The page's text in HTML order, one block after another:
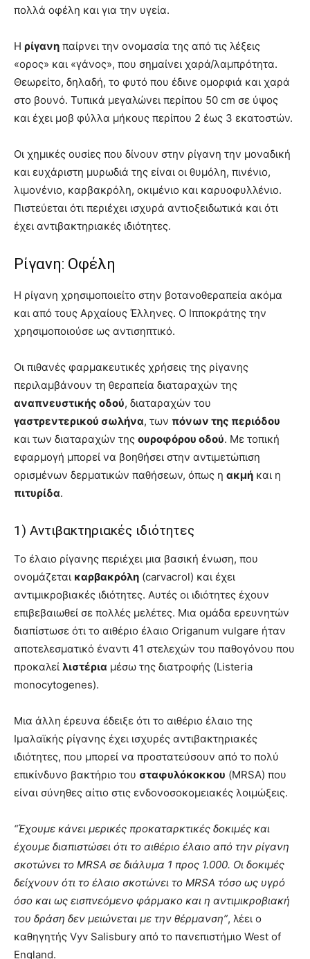
πολλά οφέλη και για την υγεία.
Η ρίγανη παίρνει την ονομασία της από τις λέξεις
«ορος» και «γάνος», που σημαίνει χαρά/λαμπρότητα.
Θεωρείτο, δηλαδή, το φυτό που έδινε ομορφιά και χαρά
στο βουνό. Τυπικά μεγαλώνει περίπου 50 cm σε ύψος
και έχει μοβ φύλλα μήκους περίπου 2 έως 3 εκατοστών.
Οι χημικές ουσίες που δίνουν στην ρίγανη την μοναδική
και ευχάριστη μυρωδιά της είναι οι θυμόλη, πινένιο,
λιμονένιο, καρβακρόλη, οκιμένιο και καρυοφυλλένιο.
Πιστεύεται ότι περιέχει ισχυρά αντιοξειδωτικά και ότι
έχει αντιβακτηριακές ιδιότητες.
Ρίγανη: Οφέλη
Η ρίγανη χρησιμοποιείτο στην βοτανοθεραπεία ακόμα
και από τους Αρχαίους Έλληνες. Ο Ιπποκράτης την
χρησιμοποιούσε ως αντισηπτικό.
Οι πιθανές φαρμακευτικές χρήσεις της ρίγανης
περιλαμβάνουν τη θεραπεία διαταραχών της
αναπνευστικής οδού, διαταραχών του
γαστρεντερικού σωλήνα, των πόνων της περιόδου
και των διαταραχών της ουροφόρου οδού. Με τοπική
εφαρμογή μπορεί να βοηθήσει στην αντιμετώπιση
ορισμένων δερματικών παθήσεων, όπως η ακμή και η
πιτυρίδα.
1) Αντιβακτηριακές ιδιότητες
Το έλαιο ρίγανης περιέχει μια βασική ένωση, που
ονομάζεται καρβακρόλη (carvacrol) και έχει
αντιμικροβιακές ιδιότητες. Αυτές οι ιδιότητες έχουν
επιβεβαιωθεί σε πολλές μελέτες. Μια ομάδα ερευνητών
διαπίστωσε ότι το αιθέριο έλαιο Origanum vulgare ήταν
αποτελεσματικό έναντι 41 στελεχών του παθογόνου που
προκαλεί λιστέρια μέσω της διατροφής (Listeria
monocytogenes).
Μια άλλη έρευνα έδειξε ότι το αιθέριο έλαιο της
Ιμαλαϊκής ρίγανης έχει ισχυρές αντιβακτηριακές
ιδιότητες, που μπορεί να προστατεύσουν από το πολύ
επικίνδυνο βακτήριο του σταφυλόκοκκου (MRSA) που
είναι σύνηθες αίτιο στις ενδονοσοκομειακές λοιμώξεις.
“Έχουμε κάνει μερικές προκαταρκτικές δοκιμές και
έχουμε διαπιστώσει ότι το αιθέριο έλαιο από την ρίγανη
σκοτώνει το MRSA σε διάλυμα 1 προς 1.000. Οι δοκιμές
δείχνουν ότι το έλαιο σκοτώνει το MRSA τόσο ως υγρό
όσο και ως εισπνεόμενο φάρμακο και η αντιμικροβιακή
του δράση δεν μειώνεται με την θέρμανση”, λέει ο
καθηγητής Vyv Salisbury από το πανεπιστήμιο West of
England.